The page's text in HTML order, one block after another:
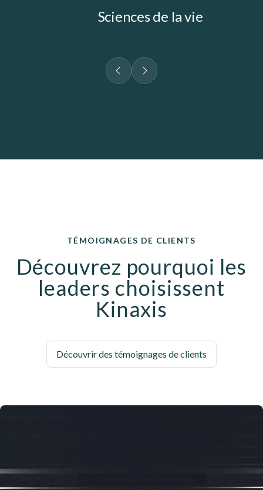
Sciences de la vie
TÉMOIGNAGES DE CLIENTS
Découvrez pourquoi les
leaders choisissent
Kinaxis
Découvrir des témoignages de clients